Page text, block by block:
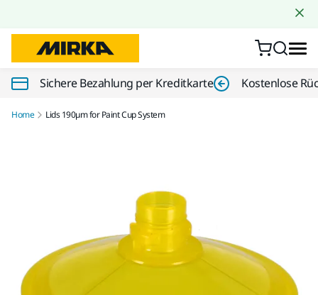
Sichere Bezahlung per Kreditkarte Kostenlose
Home Lids 190µm for Paint Cup System